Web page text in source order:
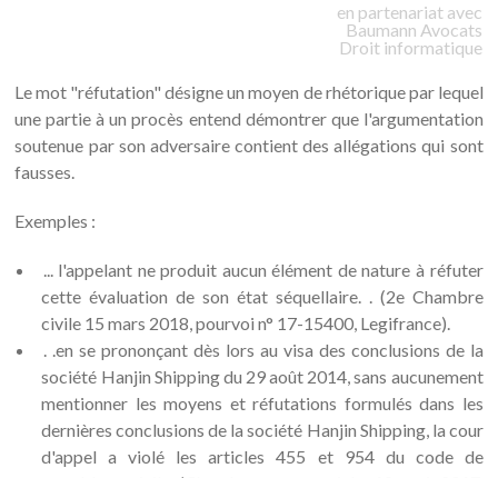
en partenariat avec
Baumann Avocats
Droit informatique
Le mot "réfutation" désigne un moyen de rhétorique par lequel
une partie à un procès entend démontrer que l'argumentation
soutenue par son adversaire contient des allégations qui sont
fausses.
Exemples :
... l'appelant ne produit aucun élément de nature à réfuter
cette évaluation de son état séquellaire. . (2e Chambre
civile 15 mars 2018, pourvoi n° 17-15400, Legifrance).
. .en se prononçant dès lors au visa des conclusions de la
société Hanjin Shipping du 29 août 2014, sans aucunement
mentionner les moyens et réfutations formulés dans les
dernières conclusions de la société Hanjin Shipping, la cour
d'appel a violé les articles 455 et 954 du code de